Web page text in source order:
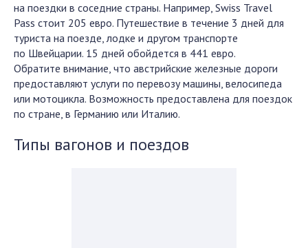
на поездки в соседние страны. Например, Swiss Travel
Pass стоит 205 евро. Путешествие в течение 3 дней для
туриста на поезде, лодке и другом транспорте
по Швейцарии. 15 дней обойдется в 441 евро.
Обратите внимание, что австрийские железные дороги
предоставляют услуги по перевозу машины, велосипеда
или мотоцикла. Возможность предоставлена для поездок
по стране, в Германию или Италию.
Типы вагонов и поездов